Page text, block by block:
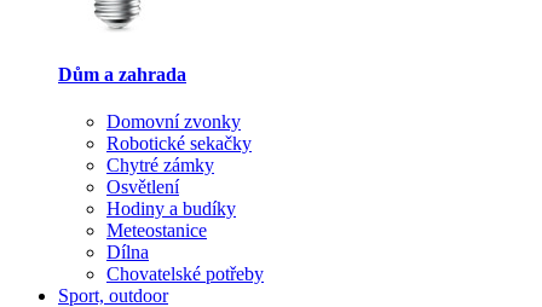
Dům a zahrada
Domovní zvonky
Robotické sekačky
Chytré zámky
Osvětlení
Hodiny a budíky
Meteostanice
Dílna
Chovatelské potřeby
Sport, outdoor